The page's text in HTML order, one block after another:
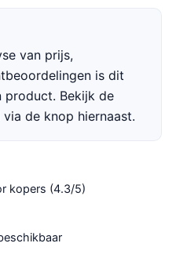
van prijs,
is dit
product. Bekijk de
de knop hiernaast.
kopers (4.3/5)